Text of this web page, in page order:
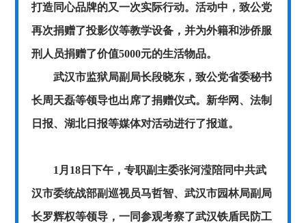
打造同心品牌的又一次实际行动。活动中，致公党
再次捐赠了投影仪等教学设备，并为外籍和涉侨服
刑人员捐赠了价值5000元的生活物品。
武汉市监狱局副局长段晓东，致公党省委秘书
长周天磊等领导也出席了捐赠仪式。新华网、法制
日报、湖北日报等媒体对活动进行了报道。
1月18日下午，专职副主委张河滢陪同中共武
汉市委统战部副巡视员马哲智、武汉市园林局副局
长罗辉权等领导，一同参观考察了武汉铁盾民防工